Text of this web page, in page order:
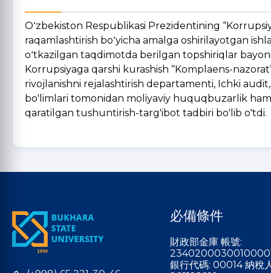
Oʻzbekiston Respublikasi Prezidentining
raqamlashtirish boʻyicha amalga oshirilayotgan
oʻtkazilgan taqdimotda berilgan topshiriqlar
Korrupsiyaga qarshi kurashish “Komplaens-
rivojlanishni rejalashtirish departamenti, Ichki
bo'limlari tomonidan moliyaviy huquqbuzarlik
qaratilgan tushuntirish-targ'ibot tadbiri bo'lib o'tdi.
必備條件
財政部金庫 帳號:
銀行代碼: 00014 納稅